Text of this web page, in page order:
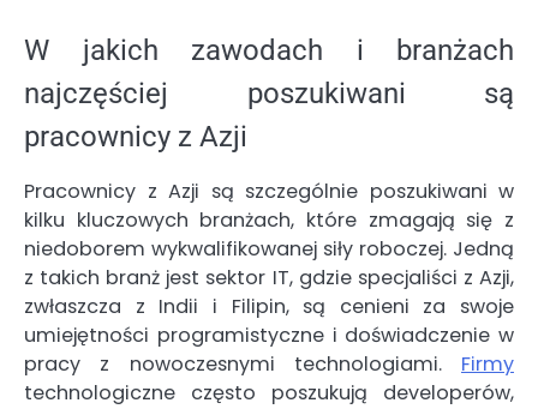
W jakich zawodach i branżach
najczęściej poszukiwani są
pracownicy z Azji
Pracownicy z Azji są szczególnie poszukiwani w
kilku kluczowych branżach, które zmagają się z
niedoborem wykwalifikowanej siły roboczej. Jedną
z takich branż jest sektor IT, gdzie specjaliści z Azji,
zwłaszcza z Indii i Filipin, są cenieni za swoje
umiejętności programistyczne i doświadczenie w
pracy z nowoczesnymi technologiami. Firmy
technologiczne często poszukują developerów,